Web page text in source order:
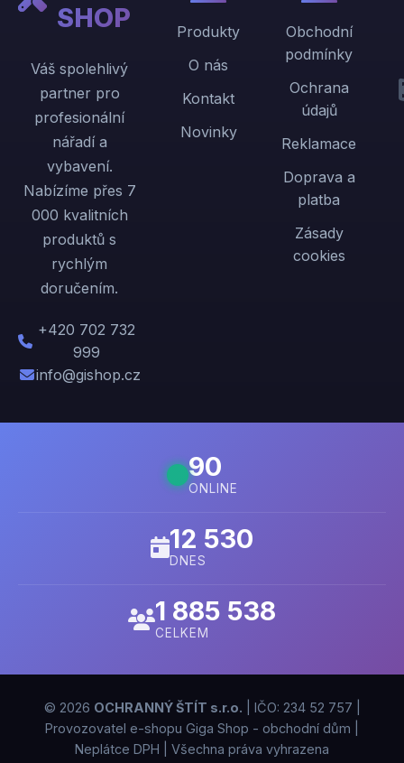
SHOP
Váš spolehlivý
partner pro
profesionální
nářadí a
vybavení.
Nabízíme přes 7
000 kvalitních
produktů s
rychlým
doručením.
+420 702 732
999
info@gishop.cz
Produkty
O nás
Kontakt
Novinky
Obchodní
podmínky
Ochrana
údajů
Reklamace
Doprava a
platba
Zásady
cookies
90
ONLINE
12 530
DNES
1 885 538
CELKEM
© 2026 OCHRANNÝ ŠTÍT s.r.o. | IČO: 234 52 757 |
Provozovatel e-shopu Giga Shop - obchodní dům |
Neplátce DPH | Všechna práva vyhrazena